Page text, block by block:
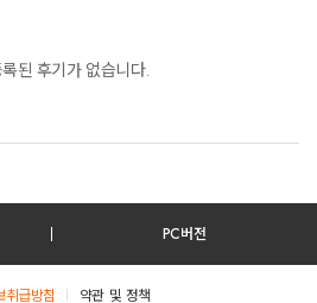
된 후기가 없습니다.
PC버전
급방침
약관 및 정책